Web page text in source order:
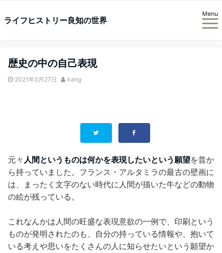
ライフヒストリー良知の世界
Menu
歴史の中の自己表現
2021年5月27日 kang
元々 人間というものは何かを表現したいという願望を昔か
ら持っていました。フランス・アルタミラの最古の壁画に
は、まったく文字のない時代に人間が描いた牛などの動物
の絵が残っている。
これなんかは人間の旺盛な表現意欲の一例で、印刷という
ものが発明されたのも、自分の持っている情報や、抱いて
いる考えや思いをたくさんの人に知らせたいという願望か